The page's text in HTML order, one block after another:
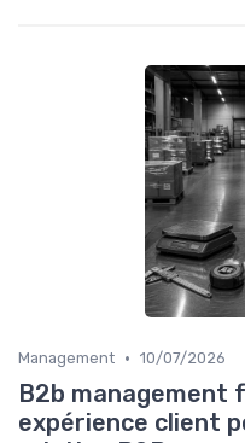
Management • 10/07/2026
B2b management
expérience client